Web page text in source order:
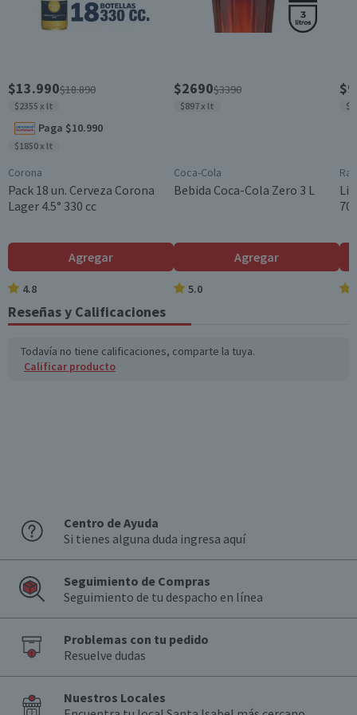
Temperatura de Servicio
Viña Requingua
Maridaje
Carnes blancas
Almacenar en un lugar fresco, seco y oscuro. Entre 12°C y
18°C.
750 cc
Elaboración
Orgánico
Cantidad
1 un.
Cepa
Merlot
País de Origen
Sabor
Rubí profundo brillante
Entrada suave, buena estructura y acidez equilibrada,
final jugoso
14.0°
$13.990$18.890
$2355 x lt
Paga $10.990
$1850 x lt
Corona
Pack 18 un. Cerveza Corona
Lager 4.5° 330 cc
Agregar
4.8
$2690$3390
$897 x lt
Coca-Cola
Bebida Coca-Cola Zero 3 L
Agregar
5.0
Reseñas y Calificaciones
Todavía no tiene calificaciones, comparte la tuya.
Calificar producto
Centro de Ayuda
Si tienes alguna duda ingresa aquí
Seguimiento de Compras
Seguimiento de tu despacho en línea
Problemas con tu pedido
Resuelve dudas
Nuestros Locales